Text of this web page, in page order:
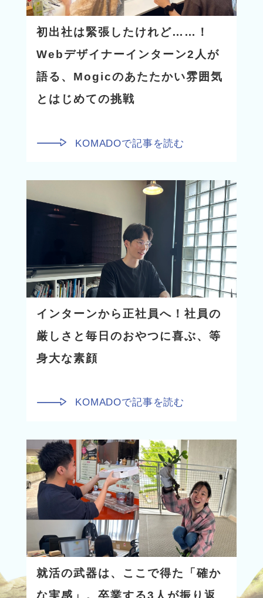
初出社は緊張したけれど……！
Webデザイナーインターン2人が
語る、Mogicのあたたかい雰囲気
とはじめての挑戦
KOMADOで記事を読む
インターンから正社員へ！社員の
厳しさと毎日のおやつに喜ぶ、等
身大な素顔
KOMADOで記事を読む
就活の武器は、ここで得た「確か
な実感」。卒業する3人が振り返